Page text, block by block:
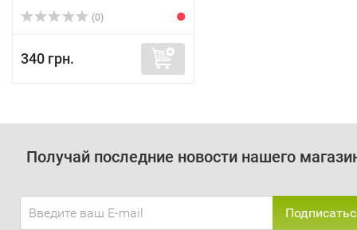
(0)
340 грн.
Получай последние новости нашего